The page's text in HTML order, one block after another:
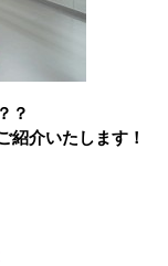
？
紹介いたします！